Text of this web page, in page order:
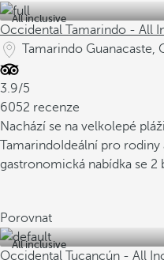
All inclusive
Occidental Tamarindo - All
Tamarindo Guanacaste,
3.9/5
6052 recenze
Nachází se na velkolepé
Tamarindo Ideální pro rodiny
gastronomická nabídka se 2
Porovnat
All inclusive
Occidental Tucancún - All